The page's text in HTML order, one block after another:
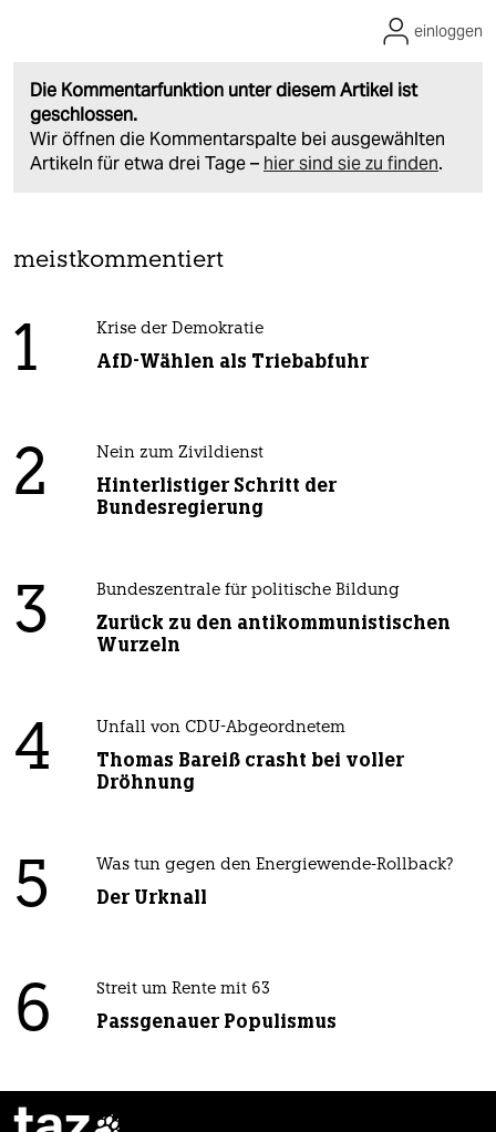
Die Kommentarfunktion unter diesem Artikel ist
geschlossen.
Wir öffnen die Kommentarspalte bei ausgewählten
Artikeln für etwa drei Tage – hier sind sie zu finden.
einloggen
meistkommentiert
1 Krise der Demokratie
AfD-Wählen als Triebabfuhr
2 Nein zum Zivildienst
Hinterlistiger Schritt der
Bundesregierung
3 Bundeszentrale für politische Bildung
Zurück zu den antikommunistischen
Wurzeln
4 Unfall von CDU-Abgeordnetem
Thomas Bareiß crasht bei voller
Dröhnung
5 Was tun gegen den Energiewende-Rollback?
Der Urknall
6 Streit um Rente mit 63
Passgenauer Populismus